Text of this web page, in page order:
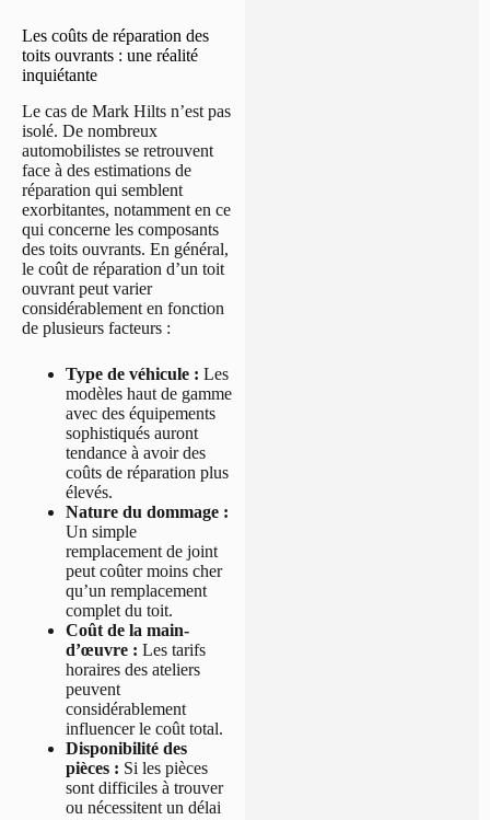
Les coûts de réparation des
toits ouvrants : une réalité
inquiétante
Le cas de Mark Hilts n’est pas
isolé. De nombreux
automobilistes se retrouvent
face à des estimations de
réparation qui semblent
exorbitantes, notamment en ce
qui concerne les composants
des toits ouvrants. En général,
le coût de réparation d’un toit
ouvrant peut varier
considérablement en fonction
de plusieurs facteurs :
Type de véhicule : Les
modèles haut de gamme
avec des équipements
sophistiqués auront
tendance à avoir des
coûts de réparation plus
élevés.
Nature du dommage :
Un simple
remplacement de joint
peut coûter moins cher
qu’un remplacement
complet du toit.
Coût de la main-
d’œuvre : Les tarifs
horaires des ateliers
peuvent
considérablement
influencer le coût total.
Disponibilité des
pièces : Si les pièces
sont difficiles à trouver
ou nécessitent un délai